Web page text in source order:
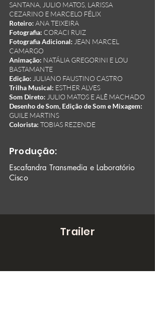
SANTANA, JULIO MATOS, LARISSA
CEZARINO E MARCELO FÉLIX
Roteiro: ANA TEIXEIRA
Fotografia: CORACI RUIZ
Fotografia Adicional: JEAN MARCEL
CAMARGO
Animação: NATÁLIA GREGORINI E LOU
BASTAMANTE
Edição: JULIANO FAUSTINO CASTRO
Trilha Musical: ESTHER ALVES
Som Direto: JULIO MATOS E ALÊ MACHADO
Desenho de Som, Edição de Som e Mixagem:
GUILE MARTINS
Colorista: TOBIAS REZENDE
Produção:
Escafandra Transmedia e Laboratório
Cisco
Trailer